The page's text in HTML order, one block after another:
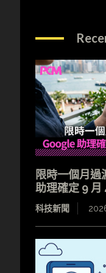
限時一個月
助理確定 9 月
科技新聞